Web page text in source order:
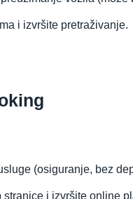
i izvršite pretraživanje.
(osiguranje, bez
i izvršite online